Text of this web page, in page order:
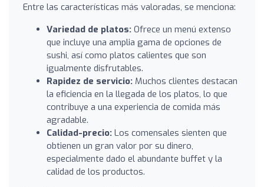
Entre las características más valoradas, se menciona:
Variedad de platos: Ofrece un menú extenso
que incluye una amplia gama de opciones de
sushi, así como platos calientes que son
igualmente disfrutables.
Rapidez de servicio: Muchos clientes destacan
la eficiencia en la llegada de los platos, lo que
contribuye a una experiencia de comida más
agradable.
Calidad-precio: Los comensales sienten que
obtienen un gran valor por su dinero,
especialmente dado el abundante buffet y la
calidad de los productos.